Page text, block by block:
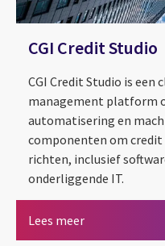
CGI Credit Studio
CGI Credit Studio is een
management platform
automatisering en
componenten om
richten, inclusief
onderliggende IT.
Lees meerCGI Credit